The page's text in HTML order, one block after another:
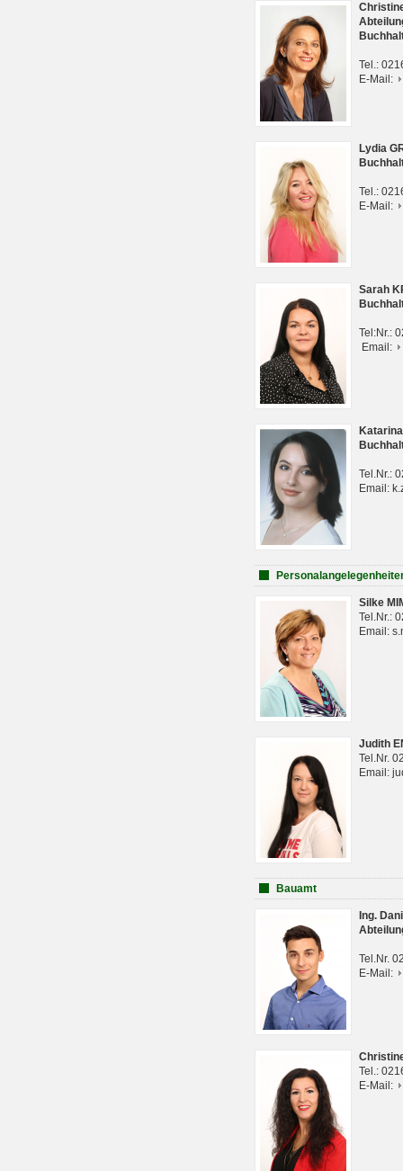
Tel.:
E-Mail:
Lydia
Tel.:
E-Mail:
Sarah
Tel:Nr.:
Email:
Tel.Nr.:
Email:
Silke
Tel.Nr.:
Email:
Judith
Tel.Nr.
Email:
Bauamt
Ing.
Tel.Nr.
E-Mail:
Tel.:
E-Mail: